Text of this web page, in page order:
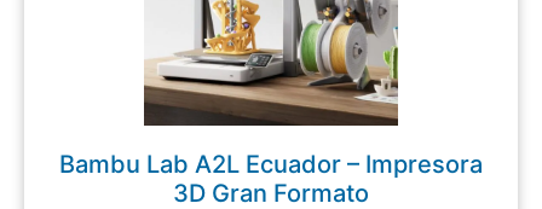
Bambu Lab A2L Ecuador – Impresora
3D Gran Formato